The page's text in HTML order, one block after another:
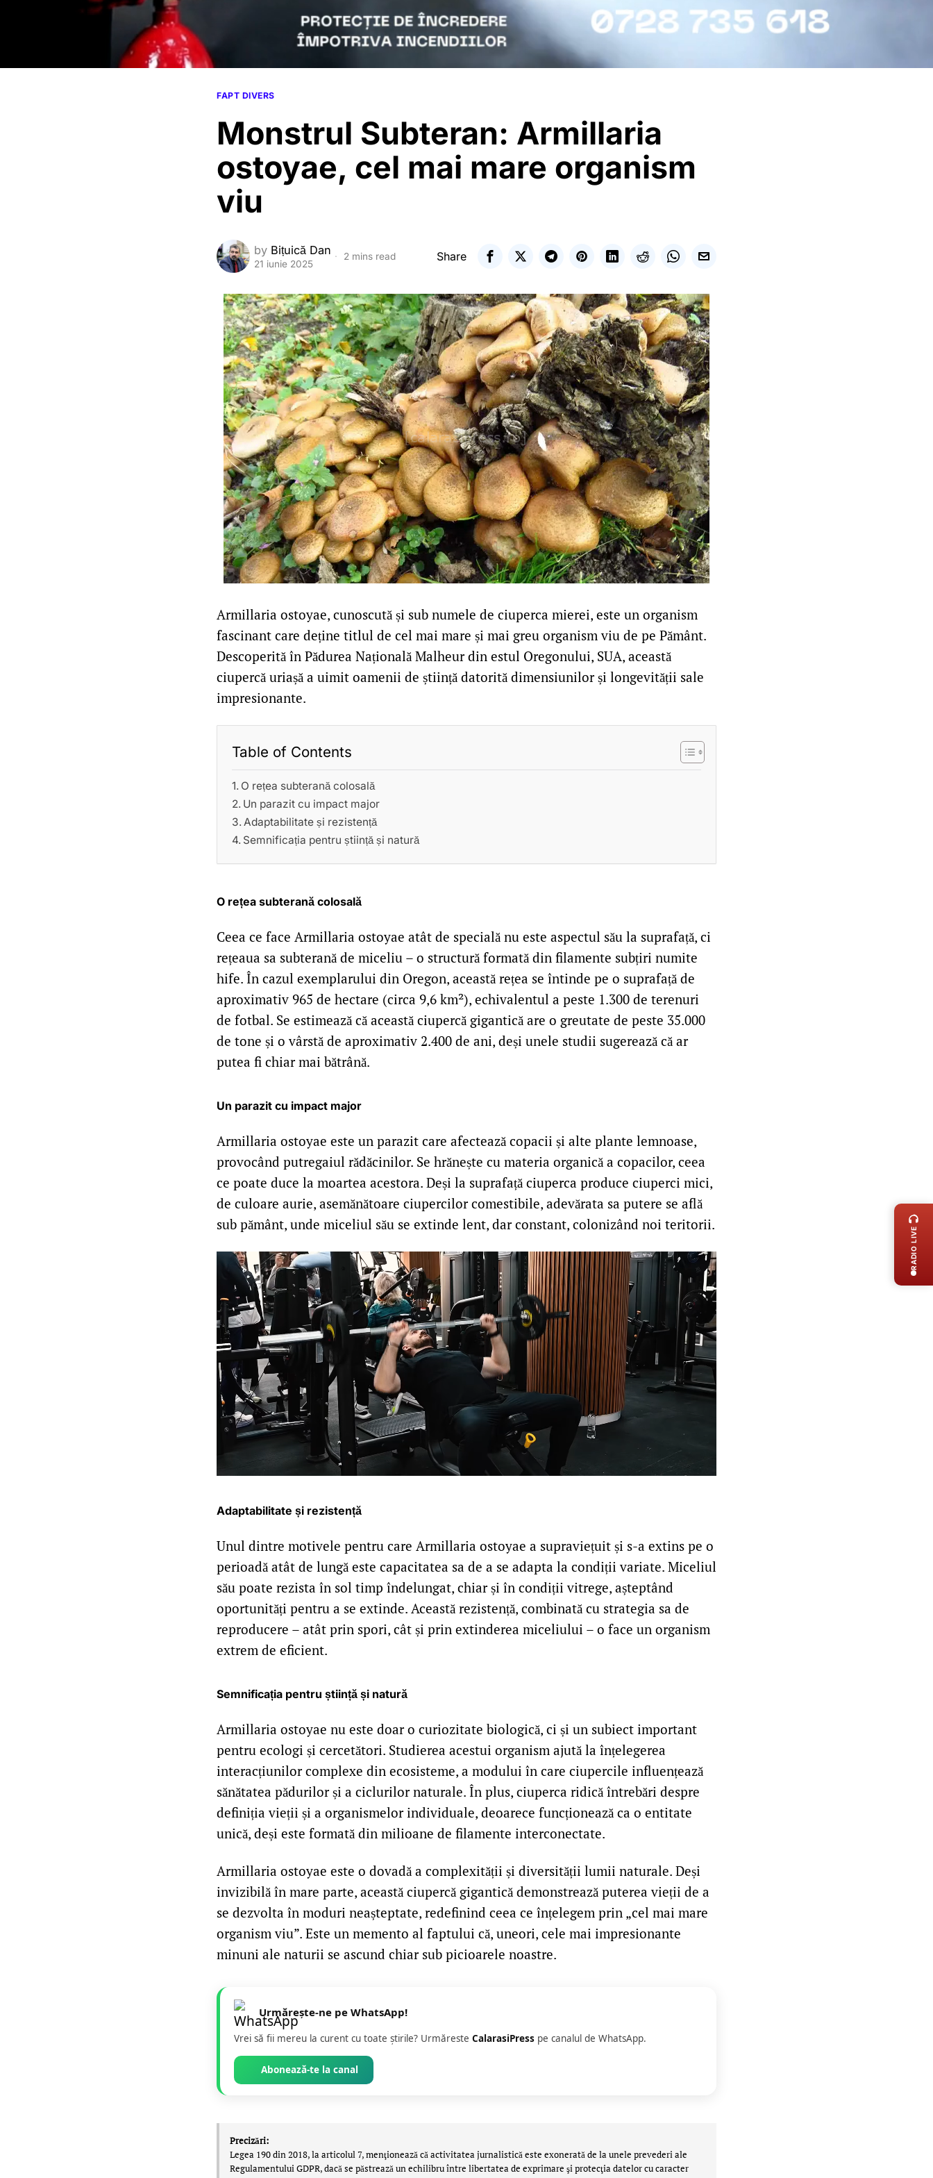
FAPT DIVERS
Monstrul Subteran: Armillaria
ostoyae, cel mai mare organism
viu
by Bițuică Dan
21 iunie 2025
2 mins read Share
Armillaria ostoyae, cunoscută și sub numele de ciuperca mierei, este un organism
fascinant care deține titlul de cel mai mare și mai greu organism viu de pe Pământ.
Descoperită în Pădurea Națională Malheur din estul Oregonului, SUA, această
ciupercă uriașă a uimit oamenii de știință datorită dimensiunilor și longevității sale
impresionante.
Table of Contents
O rețea subterană colosală
Un parazit cu impact major
Adaptabilitate și rezistență
Semnificația pentru știință și natură
O rețea subterană colosală
Ceea ce face Armillaria ostoyae atât de specială nu este aspectul său la suprafață, ci
rețeaua sa subterană de miceliu – o structură formată din filamente subțiri numite
hife. În cazul exemplarului din Oregon, această rețea se întinde pe o suprafață de
aproximativ 965 de hectare (circa 9,6 km²), echivalentul a peste 1.300 de terenuri
de fotbal. Se estimează că această ciupercă gigantică are o greutate de peste 35.000
de tone și o vârstă de aproximativ 2.400 de ani, deși unele studii sugerează că ar
putea fi chiar mai bătrână.
Un parazit cu impact major
Armillaria ostoyae este un parazit care afectează copacii și alte plante lemnoase,
provocând putregaiul rădăcinilor. Se hrănește cu materia organică a copacilor, ceea
ce poate duce la moartea acestora. Deși la suprafață ciuperca produce ciuperci mici,
de culoare aurie, asemănătoare ciupercilor comestibile, adevărata sa putere se află
sub pământ, unde miceliul său se extinde lent, dar constant, colonizând noi teritorii.
Adaptabilitate și rezistență
Unul dintre motivele pentru care Armillaria ostoyae a supraviețuit și s-a extins pe o
perioadă atât de lungă este capacitatea sa de a se adapta la condiții variate. Miceliul
său poate rezista în sol timp îndelungat, chiar și în condiții vitrege, așteptând
oportunități pentru a se extinde. Această rezistență, combinată cu strategia sa de
reproducere – atât prin spori, cât și prin extinderea miceliului – o face un organism
extrem de eficient.
Semnificația pentru știință și natură
Armillaria ostoyae nu este doar o curiozitate biologică, ci și un subiect important
pentru ecologi și cercetători. Studierea acestui organism ajută la înțelegerea
interacțiunilor complexe din ecosisteme, a modului în care ciupercile influențează
sănătatea pădurilor și a ciclurilor naturale. În plus, ciuperca ridică întrebări despre
definiția vieții și a organismelor individuale, deoarece funcționează ca o entitate
unică, deși este formată din milioane de filamente interconectate.
Armillaria ostoyae este o dovadă a complexității și diversității lumii naturale. Deși
invizibilă în mare parte, această ciupercă gigantică demonstrează puterea vieții de a
se dezvolta în moduri neașteptate, redefinind ceea ce înțelegem prin „cel mai mare
organism viu”. Este un memento al faptului că, uneori, cele mai impresionante
minuni ale naturii se ascund chiar sub picioarele noastre.
Urmărește-ne pe WhatsApp!
Vrei să fii mereu la curent cu toate știrile? Urmăreste CalarasiPress pe canalul de WhatsApp.
Abonează-te la canal
Precizări:
Legea 190 din 2018, la articolul 7, menţionează că activitatea jurnalistică este exonerată de la unele prevederi ale
Regulamentului GDPR, dacă se păstrează un echilibru între libertatea de exprimare şi protecţia datelor cu caracter
RADIO LIVE